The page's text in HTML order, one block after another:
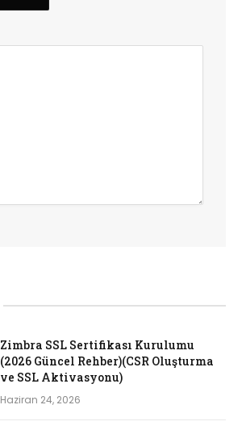
Zimbra SSL Sertifikası Kurulumu
(2026 Güncel Rehber)(CSR Oluşturma
ve SSL Aktivasyonu)
Haziran 24, 2026